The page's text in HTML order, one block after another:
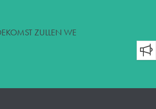
ZULLEN WE